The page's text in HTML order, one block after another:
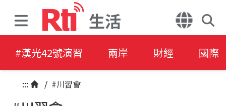
生活
#漢光42號演習 兩岸 財經 國際
::: / #川習會